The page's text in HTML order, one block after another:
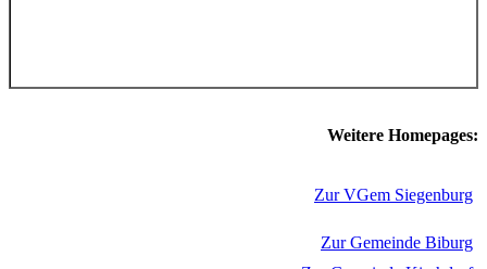
Weitere Homepages:
Zur VGem Siegenburg
Zur Gemeinde Biburg